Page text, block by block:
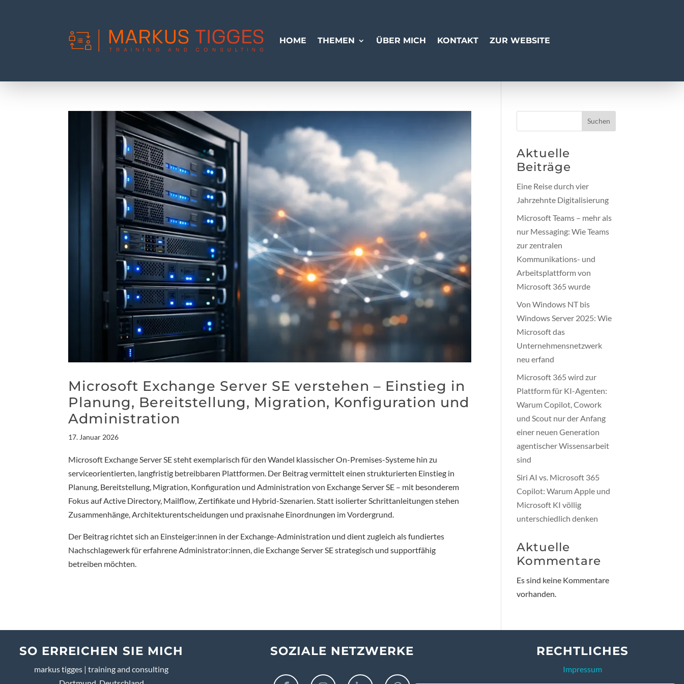
HOME THEMEN ÜBER MICH KONTAKT ZUR WEBSITE
Microsoft Exchange Server SE verstehen – Einstieg in
Planung, Bereitstellung, Migration, Konfiguration und
Administration
17. Januar 2026
Microsoft Exchange Server SE steht exemplarisch für den Wandel klassischer On-Premises-Systeme hin zu
serviceorientierten, langfristig betreibbaren Plattformen. Der Beitrag vermittelt einen strukturierten Einstieg in
Planung, Bereitstellung, Migration, Konfiguration und Administration von Exchange Server SE – mit besonderem
Fokus auf Active Directory, Mailflow, Zertifikate und Hybrid-Szenarien. Statt isolierter Schrittanleitungen stehen
Zusammenhänge, Architekturentscheidungen und praxisnahe Einordnungen im Vordergrund.
Der Beitrag richtet sich an Einsteiger:innen in der Exchange-Administration und dient zugleich als fundiertes
Nachschlagewerk für erfahrene Administrator:innen, die Exchange Server SE strategisch und supportfähig
betreiben möchten.
Suchen
Aktuelle
Beiträge
Eine Reise durch vier
Jahrzehnte Digitalisierung
Microsoft Teams – mehr als
nur Messaging: Wie Teams
zur zentralen
Kommunikations- und
Arbeitsplattform von
Microsoft 365 wurde
Von Windows NT bis
Windows Server 2025: Wie
Microsoft das
Unternehmensnetzwerk
neu erfand
Microsoft 365 wird zur
Plattform für KI-Agenten:
Warum Copilot, Cowork
und Scout nur der Anfang
einer neuen Generation
agentischer Wissensarbeit
sind
Siri AI vs. Microsoft 365
Copilot: Warum Apple und
Microsoft KI völlig
unterschiedlich denken
Aktuelle
Kommentare
Es sind keine Kommentare
vorhanden.
SO ERREICHEN SIE MICH
markus tigges | training and consulting
SOZIALE NETZWERKE RECHTLICHES
Impressum